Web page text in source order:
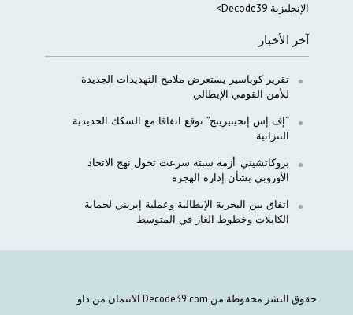
الإنجليزية Decode39>
آخر الأخبار
تقرير كوباسير يستعرض ملامح التهديدات الجديدة
للأمن القومي الإيطالي
“إف إس إنجينيرينج” توقع اتفاقا مع السكك الحديدية
التنزانية
بروكاتشيني: أزمة سبتة سرعت تحول نهج الاتحاد
الأوروبي بشأن إدارة الهجرة
اتفاق بين البحرية الإيطالية وعملية إيريني لحماية
الكابلات وخطوط الغاز في المتوسط
حقوق النشز محفوظة من Decode39.com الانتمان من داو